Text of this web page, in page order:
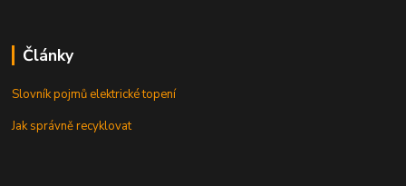
Články
Slovník pojmů elektrické topení
Jak správně recyklovat